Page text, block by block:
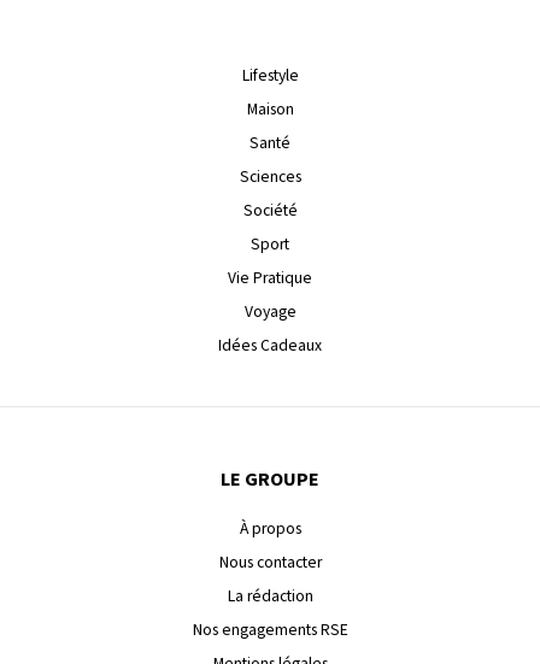
Lifestyle
Maison
Santé
Sciences
Société
Sport
Vie Pratique
Voyage
Idées Cadeaux
LE GROUPE
À propos
Nous contacter
La rédaction
Nos engagements RSE